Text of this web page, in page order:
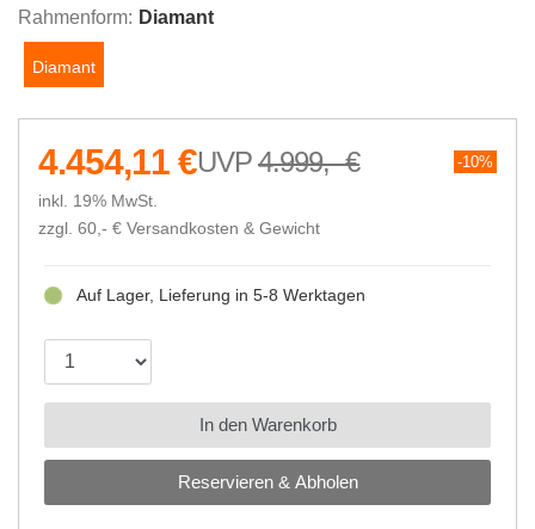
Rahmenform: Diamant
Diamant
4.999,- € 10%
4.454,11 €
inkl. 19% MwSt.
zzgl. 60,- € Versandkosten & Gewicht
Reservieren & Abholen
Auf Lager, Lieferung in 5-8 Werktagen
In den Warenkorb